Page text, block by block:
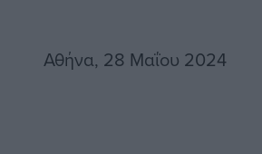
Αθήνα, 28 Μαΐου 2024